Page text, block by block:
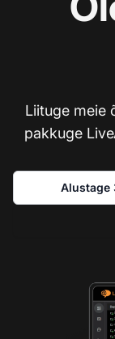
Liituge meie
pakkuge
Alustage